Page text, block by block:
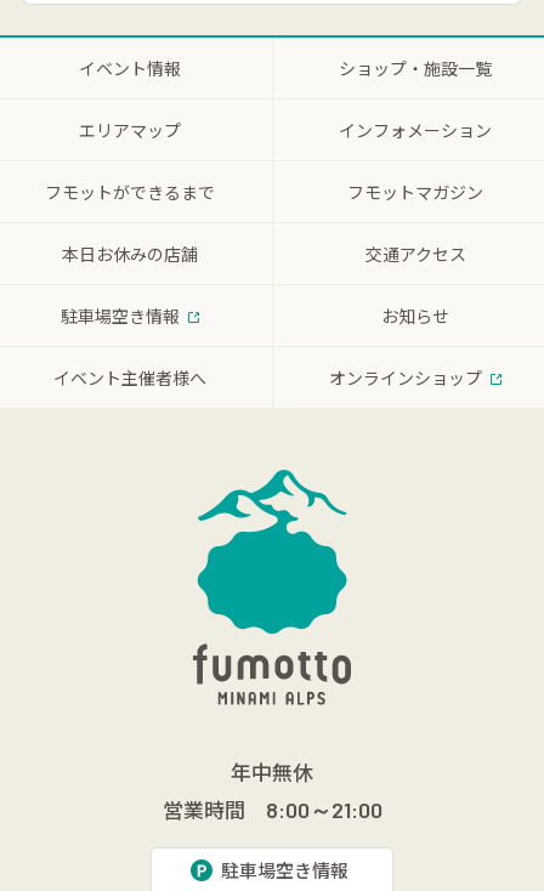
イベント情報 ショップ・施設一覧
エリアマップ インフォメーション
フモットができるまで フモットマガジン
本日お休みの店舗 交通アクセス
駐車場空き情報 お知らせ
イベント主催者様へ オンラインショップ
年中無休
営業時間
8:00～21:00
駐車場空き情報